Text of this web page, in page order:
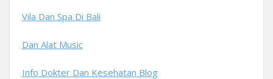
Vila Dan Spa Di Bali
Dan Alat Music
Info Dokter Dan Kesehatan Blog